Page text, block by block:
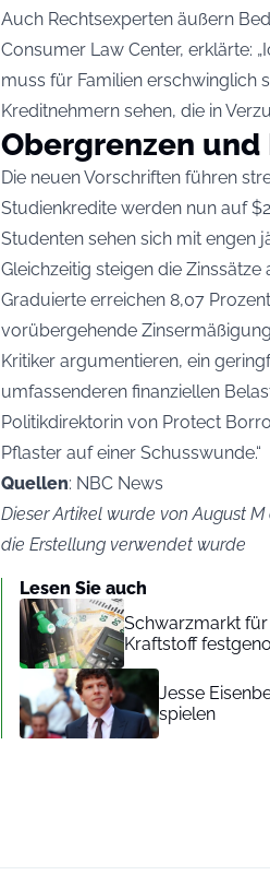
Auch Rechtsexperten äußern
Consumer Law Center, erklärte:
muss für Familien erschwinglich
Kreditnehmern sehen, die in
Obergrenzen und
Die neuen Vorschriften führen
Studienkredite werden nun auf
Studenten sehen sich mit engen
Gleichzeitig steigen die
Graduierte erreichen 8,07
vorübergehende
Kritiker argumentieren, ein
umfassenderen finanziellen
Politikdirektorin von Protect
Pflaster auf einer Schusswunde.“
Quellen: NBC News
Dieser Artikel wurde von August
die Erstellung verwendet wurde
Lesen Sie auch
Schwarzmarkt
Kraftstoff
Jesse
spielen